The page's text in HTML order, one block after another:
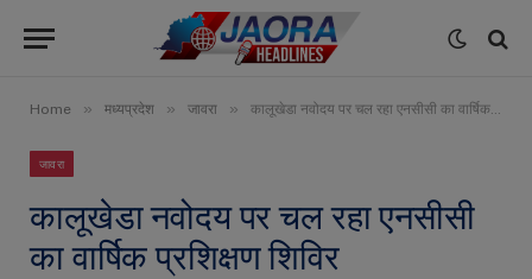
Home » मध्यप्रदेश » जावरा » कालूखेडा नवोदय पर चल रहा एनसीसी का वार्षिक प्रशिक्षण शिविर
जावरा
कालूखेडा नवोदय पर चल रहा एनसीसी
का वार्षिक प्रशिक्षण शिविर